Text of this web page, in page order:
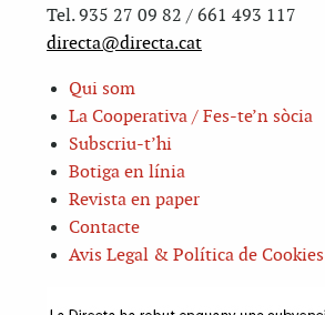
Tel. 935 27 09 82 / 661 493 117
directa@directa.cat
Qui som
La Cooperativa / Fes-te’n sòcia
Subscriu-t’hi
Botiga en línia
Revista en paper
Contacte
Avis Legal & Política de Cookies